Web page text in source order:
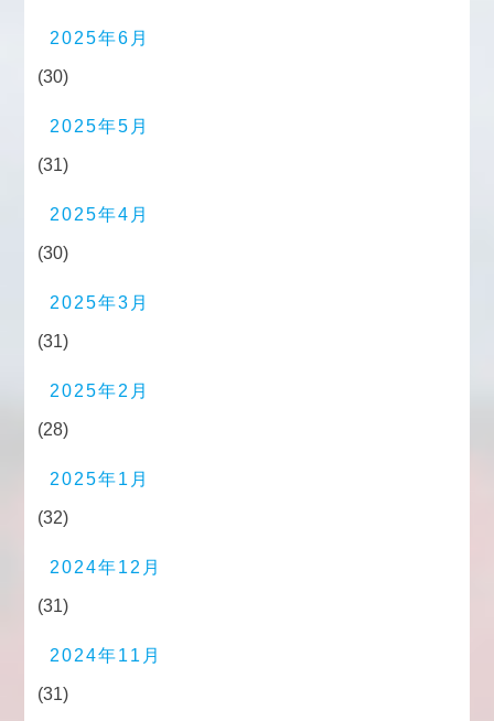
2025年6月
(30)
2025年5月
(31)
2025年4月
(30)
2025年3月
(31)
2025年2月
(28)
2025年1月
(32)
2024年12月
(31)
2024年11月
(31)